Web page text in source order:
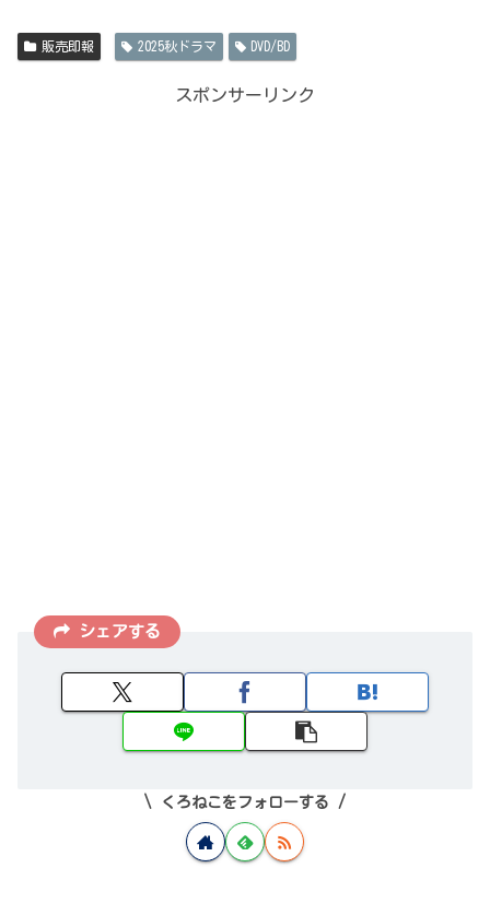
販売即報 2025秋ドラマ DVD/BD
スポンサーリンク
シェアする
くろねこをフォローする